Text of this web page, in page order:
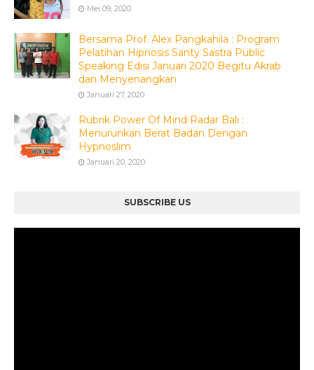
Mei 09, 2020
Bersama Prof. Alex Pangkahila : Program
Pelatihan Hipnosis Santy Sastra Public
Speaking Edisi Januari 2020 Begitu Akrab
dan Menyenangkan
Januari 27, 2020
Rubrik Power Of Mind Radar Bali :
Menurunkan Berat Badan Dengan
Hypnoslim
Januari 20, 2020
SUBSCRIBE US